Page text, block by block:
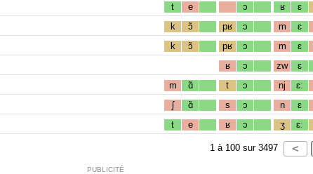
t e ɔ ʁ ɛ
k ɔ̃ pʁ ɔ m ɛ
k ɔ̃ pʁ ɔ m ɛ
ʁ ɔ zw ɛ
m ɑ̃ t ɔ nj ɛː
ʃ ɑ̃ s ɔ n ɛ
t e ʁ ɔ ʒ ɛː
1 à 100 sur 3497
PUBLICITÉ